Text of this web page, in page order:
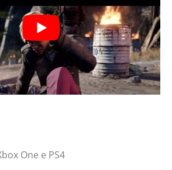
One e PS4